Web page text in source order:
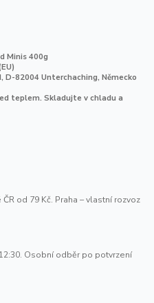
Minis 400g
D-82004 Unterchaching, Německo
teplem. Skladujte v chladu a
od 79 Kč. Praha – vlastní rozvoz
Osobní odběr po potvrzení